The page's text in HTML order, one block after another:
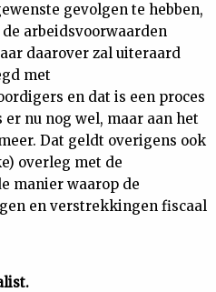
gevolgen te hebben,
arbeidsvoorwaarden
daarover zal uiteraard
met
en dat is een proces
nu nog wel, maar aan het
Dat geldt overigens ook
overleg met de
manier waarop de
en verstrekkingen fiscaal